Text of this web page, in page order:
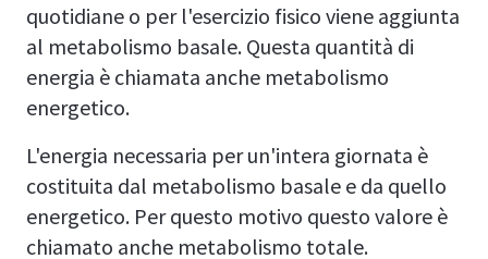
quotidiane o per l'esercizio fisico viene aggiunta
al metabolismo basale. Questa quantità di
energia è chiamata anche metabolismo
energetico.
L'energia necessaria per un'intera giornata è
costituita dal metabolismo basale e da quello
energetico. Per questo motivo questo valore è
chiamato anche metabolismo totale.